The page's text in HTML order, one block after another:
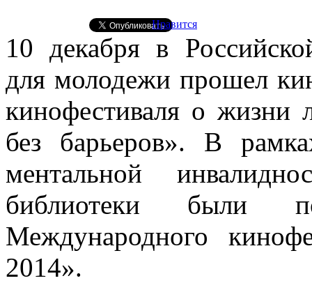
Нравится
10 декабря в
для молодежи прошел
кинофестиваля о жизни
без барьеров». В
ментальной
библиотеки были
Международного
2014».